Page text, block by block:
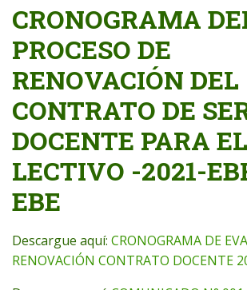
CRONOGRAMA
PROCESO DE
RENOVACIÓN DEL
CONTRATO DE
DOCENTE PARA
LECTIVO -2021-
EBE
Descargue aquí: CRONOGRAMA DE
RENOVACIÓN CONTRATO DOCENTE